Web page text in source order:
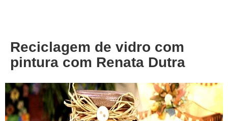
Reciclagem de vidro com
pintura com Renata Dutra